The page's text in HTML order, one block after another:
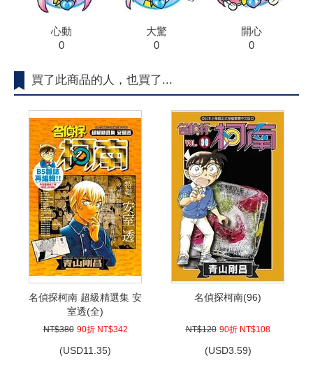
心動
0
大驚
0
開心
0
買了此商品的人，也買了...
名偵探柯南 超級精選集 安
室透(全)
NT$380 90折 NT$342
(USD11.35)
名偵探柯南(96)
NT$120 90折 NT$108
(USD3.59)